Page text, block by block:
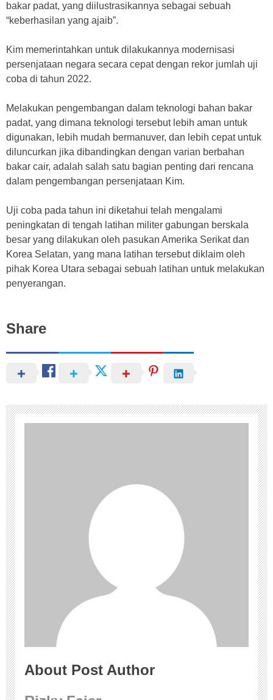
bakar padat, yang diilustrasikannya sebagai sebuah
“keberhasilan yang ajaib”.
Kim memerintahkan untuk dilakukannya modernisasi
persenjataan negara secara cepat dengan rekor jumlah uji
coba di tahun 2022.
Melakukan pengembangan dalam teknologi bahan bakar
padat, yang dimana teknologi tersebut lebih aman untuk
digunakan, lebih mudah bermanuver, dan lebih cepat untuk
diluncurkan jika dibandingkan dengan varian berbahan
bakar cair, adalah salah satu bagian penting dari rencana
dalam pengembangan persenjataan Kim.
Uji coba pada tahun ini diketahui telah mengalami
peningkatan di tengah latihan militer gabungan berskala
besar yang dilakukan oleh pasukan Amerika Serikat dan
Korea Selatan, yang mana latihan tersebut diklaim oleh
pihak Korea Utara sebagai sebuah latihan untuk melakukan
penyerangan.
Share
About Post Author